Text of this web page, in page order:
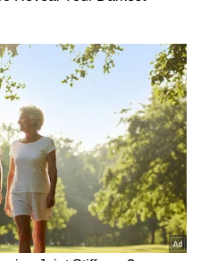
ಹಂಸ ರಾಜಯೋಗ: ಕರ್ಕಾಟಕದಲ್ಲಿ
ಗುರು ಉದಯ, ಆಗಸ್ಟ್ 10ರ
ನಂತರ 4 ರಾಶಿಗಳಿಗೆ ಹಣವೋ
ಹಣ!